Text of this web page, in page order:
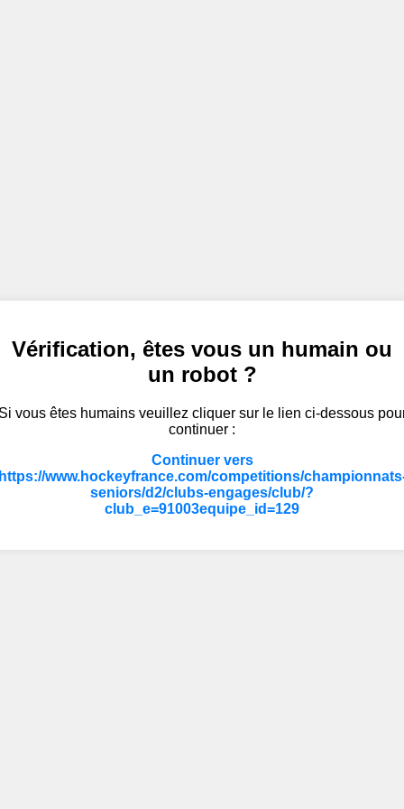
Vérification, êtes vous un humain ou
un robot ?
vous êtes humains veuillez cliquer sur le lien ci-dessous
continuer :
Continuer vers
www.hockeyfrance.com/competitions/
seniors/d2/clubs-engages/club/?
club_e=91003equipe_id=129